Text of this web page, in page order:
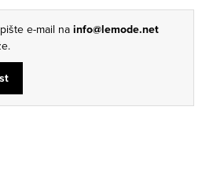
e-mail na info@lemode.net